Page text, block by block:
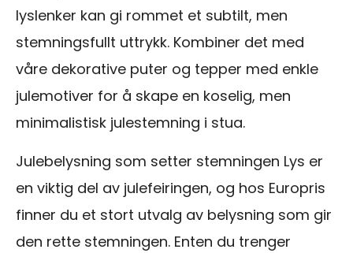
lyslenker kan gi rommet et subtilt, men
stemningsfullt uttrykk. Kombiner det med
våre dekorative puter og tepper med enkle
julemotiver for å skape en koselig, men
minimalistisk julestemning i stua.
Julebelysning som setter stemningen Lys er
en viktig del av julefeiringen, og hos Europris
finner du et stort utvalg av belysning som gir
den rette stemningen. Enten du trenger